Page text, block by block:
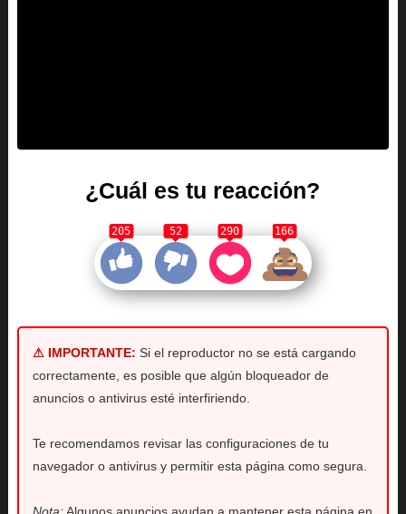
¿Cuál es tu reacción?
205 52 290 166
⚠ IMPORTANTE: Si el reproductor no se está cargando
correctamente, es posible que algún bloqueador de
anuncios o antivirus esté interfiriendo.
Te recomendamos revisar las configuraciones de tu
navegador o antivirus y permitir esta página como segura.